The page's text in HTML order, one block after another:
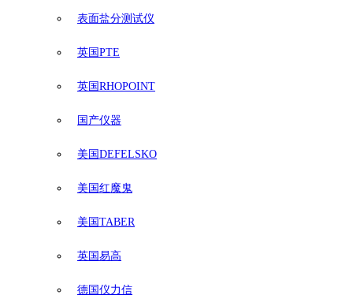
表面盐分测试仪
英国PTE
英国RHOPOINT
国产仪器
美国DEFELSKO
美国红魔鬼
美国TABER
英国易高
德国仪力信